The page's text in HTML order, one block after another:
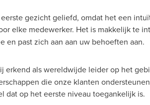
gezicht geliefd, omdat het een
elke medewerker. Het is makkelijk te
en past zich aan aan uw behoeften aan.
erkend als wereldwijde leider op het
die onze klanten
dat op het eerste niveau toegankelijk is.